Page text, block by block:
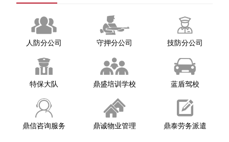
人防分公司 守押分公司 技防分公司
特保大队 鼎盛培训学校 蓝盾驾校
鼎信咨询服务 鼎诚物业管理 鼎泰劳务派遣